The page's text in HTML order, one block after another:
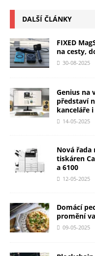
DALŠÍ ČLÁNKY
FIXED
na cesty,
30-08-2025
Genius na
představí
kanceláře
14-05-2025
Nová
tiskáren
a 6100
12-05-2025
Domácí
promění
09-05-2025